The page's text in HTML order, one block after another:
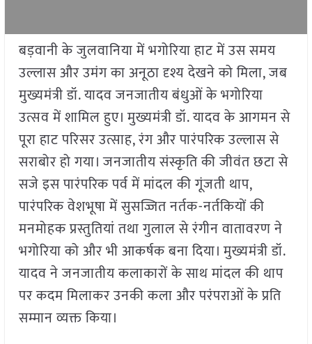
बड़वानी के जुलवानिया में भगोरिया हाट में उस समय
उल्लास और उमंग का अनूठा दृश्य देखने को मिला, जब
मुख्यमंत्री डॉ. यादव जनजातीय बंधुओं के भगोरिया
उत्सव में शामिल हुए। मुख्यमंत्री डॉ. यादव के आगमन से
पूरा हाट परिसर उत्साह, रंग और पारंपरिक उल्लास से
सराबोर हो गया। जनजातीय संस्कृति की जीवंत छटा से
सजे इस पारंपरिक पर्व में मांदल की गूंजती थाप,
पारंपरिक वेशभूषा में सुसज्जित नर्तक-नर्तकियों की
मनमोहक प्रस्तुतियां तथा गुलाल से रंगीन वातावरण ने
भगोरिया को और भी आकर्षक बना दिया। मुख्यमंत्री डॉ.
यादव ने जनजातीय कलाकारों के साथ मांदल की थाप
पर कदम मिलाकर उनकी कला और परंपराओं के प्रति
सम्मान व्यक्त किया।